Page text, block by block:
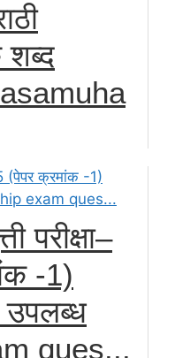
शब्द
परीक्षा–
-1)
उपलब्ध
ques...